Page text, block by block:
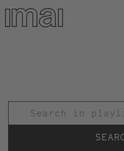
Skip
main